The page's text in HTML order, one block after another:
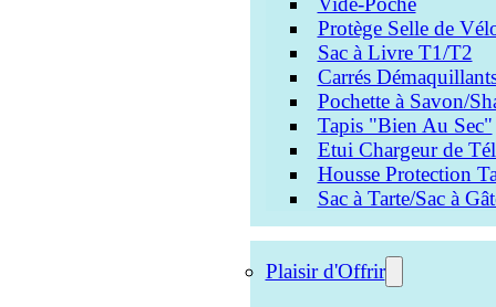
Protège Selle de
Sac à Livre T1/T2
Carrés
Pochette à Savon/
Tapis "Bien Au Sec"
Etui Chargeur de
Housse Protection
Sac à Tarte/Sac à
Plaisir d'Offrir